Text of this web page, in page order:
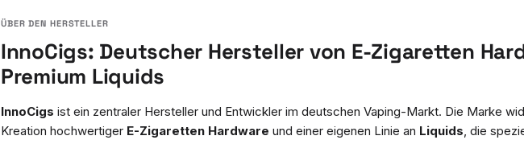
InnoCigs: Deutscher Hersteller von E-Zigaretten
Premium Liquids
InnoCigs ist ein zentraler Hersteller und Entwickler im deutschen Vaping-Markt. Die Marke
Kreation hochwertiger E-Zigaretten Hardware und einer eigenen Linie an Liquids , die